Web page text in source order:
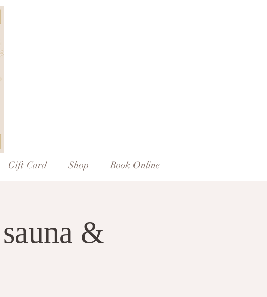
Gift Card Shop Book Online
&